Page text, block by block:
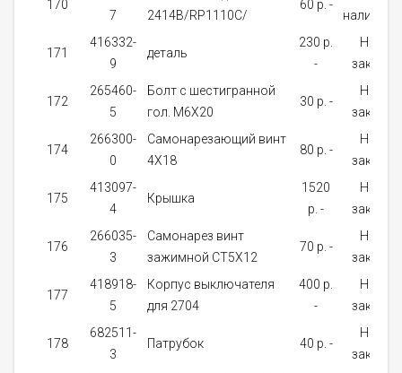
170
7
2414B/RP1110C/
60 p. -
наличии
171
416332-
9
деталь
230 p.
-
На
заказ
172
265460-
5
Болт с шестигранной
гол. M6X20
30 p. -
На
заказ
174
266300-
0
Самонарезающий винт
4X18
80 p. -
На
заказ
175
413097-
4
Крышка
1520
p. -
На
заказ
176
266035-
3
Самонарез винт
зажимной CT5X12
70 p. -
На
заказ
177
418918-
5
Корпус выключателя
для 2704
400 p.
-
На
заказ
178
682511-
3
Патрубок 40 p. -
На
заказ